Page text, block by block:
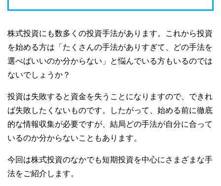
株式投資にも数多くの投資手法があります。これから投資
を始める方は「たくさんの手法がありすぎて、どの手法を
選べばいいのか分からない」と悩んでいる方もいるのでは
ないでしょうか？
投資は失敗すると資金を失うことになりますので、できれ
ば失敗したくないものです。したがって、始める前に徹底
的な情報収集が必要ですが、結局どの手法が自分に合って
いるのか分からないこともあります。
今回は株式投資のなかでも短期投資を中心にさまざまな手
法をご紹介します。